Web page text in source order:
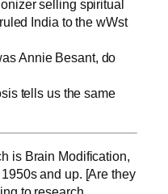
selling spiritual
India to the wWst
Annie Besant, do
tells us the same
is Brain Modification,
and up. [Are they